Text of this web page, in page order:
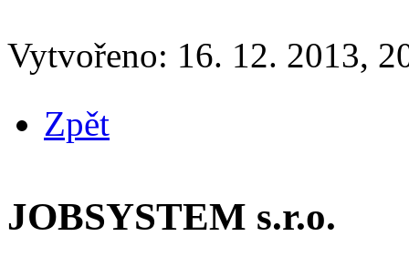
Vytvořeno: 16. 12. 2013,
Zpět
JOBSYSTEM s.r.o.